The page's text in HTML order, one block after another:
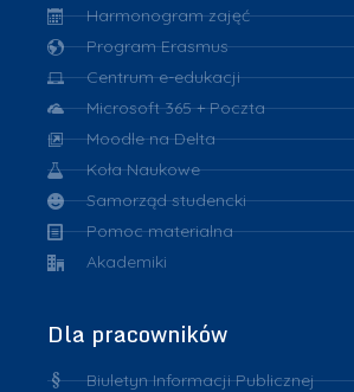
Harmonogram zajęć
Program Erasmus
Centrum e-edukacji
Microsoft 365 + Poczta
Moodle na Delta
Koła Naukowe
Samorząd studencki
Pomoc materialna
Akademiki
Dla pracowników
Biuletyn Informacji Publicznej